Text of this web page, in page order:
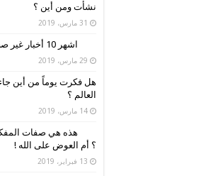
نشأت ومن أين ؟
31 مارس، 2019
اشهر 10 أخبار غير صحيحه تم تداولها في 2018 !
29 مارس، 2019
هل فكرت يوماً من أين
العالم ؟
14 مارس، 2019
هذه هي صفات
؟ أم العوض على الله !
13 فبراير، 2019